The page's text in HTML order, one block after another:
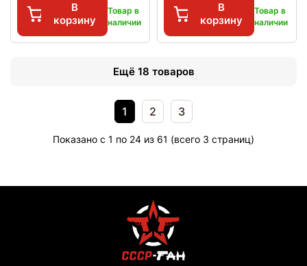
В
корзину
Товар в
наличии
В
корзину
Товар в
наличии
Ещё 18 товаров
1 2 3
Показано с 1 по 24 из 61 (всего 3 страниц)